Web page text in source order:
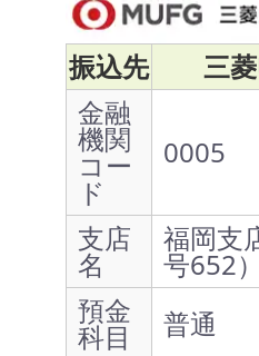
振込先
三
金融
機関
コー
ド
0005
支店
名
福岡支
号652）
預金
科目
普通